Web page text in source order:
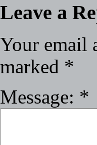
Leave a
Your email
marked *
Message: *